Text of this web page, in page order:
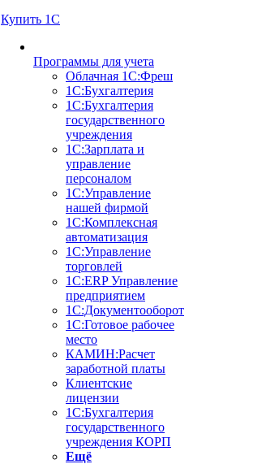
Купить 1С
Программы для учета
Облачная 1С:Фреш
1С:Бухгалтерия
1С:Бухгалтерия
государственного
учреждения
1С:Зарплата и
управление
персоналом
1С:Управление
нашей фирмой
1С:Комплексная
автоматизация
1С:Управление
торговлей
1С:ERP Управление
предприятием
1С:Документооборот
1C:Готовое рабочее
место
КАМИН:Расчет
заработной платы
Клиентские
лицензии
1С:Бухгалтерия
государственного
учреждения КОРП
Ещё